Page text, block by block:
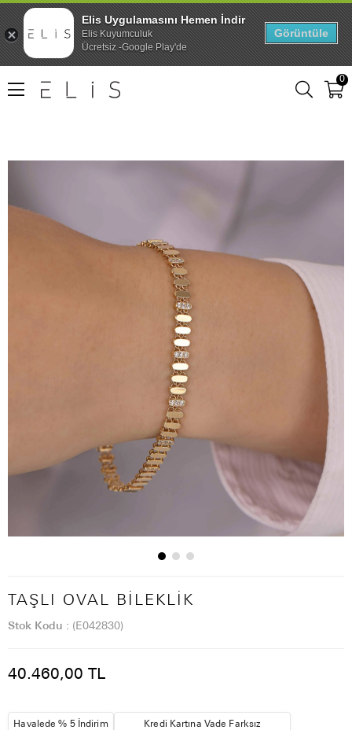
0
TAŞLI OVAL BILEKLIK
Stok Kodu (E042830)
40.460,00 TL
Havalede % 5 İndirim Kredi Kartına Vade Farksız
Elis Uygulamasını Hemen İndir
Elis Kuyumculuk
Ücretsiz -Google Play'de
Görüntüle